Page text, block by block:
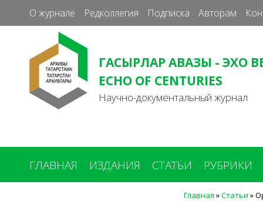
О журнале Редколлегия Подписка Авторам
ГАСЫРЛАР АВАЗЫ - ЭХО
ECHO OF CENTURIES
Научно-документальный журнал
ГЛАВНАЯ ИЗДАНИЯ СТАТЬИ РУБРИКИ
Главная »Статьи »